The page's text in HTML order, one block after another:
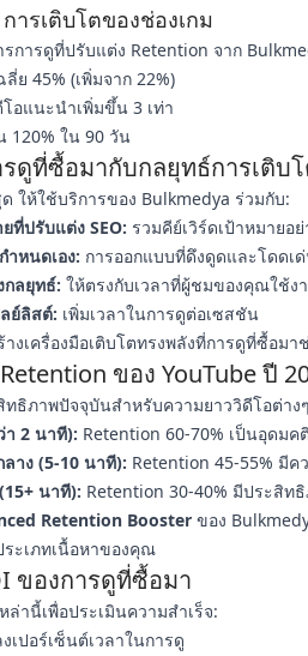
ารเติบโตของช่องเกม
การดูที่ปรับแต่ง Retention จาก
ลี่ย 45% (เพิ่มจาก 22%)
อแนะนำเพิ่มขึ้น 3 เท่า
120% ใน 90 วัน
รดูที่ซื้อมากับกลยุทธ์การเติบ
ให้ใช้บริการของ Bulkmedya ร่วมกับ:
ที่ปรับแต่ง SEO: รวมคีย์เวิร์ดเป้าหมายอ
หนดเอง: การออกแบบที่ดึงดูดและโดดเ
กลยุทธ์: ให้ตรงกับเวลาที่ผู้ชมของคุณใช้ง
ย์ลิสต์: เพิ่มเวลาในการดูต่อเซสชัน
งเครื่องมือเติบโตทรงพลังที่การดูที่ซื้อม
ของ YouTube ปี
ธิภาพปัจจุบันสำหรับความยาววิดีโอต่าง
า 2 นาที): Retention 60-70% เป็นอุดมคติ
าง (5-10 นาที): Retention 45-55% มี
นาที): Retention 30-40% มีประสิท
Retention Booster ของ
ะเภทเนื้อหาของคุณ
ของการดูที่ซื้อมา
ล่านี้เพื่อประเมินความสำเร็จ:
เปอร์เซ็นต์เวลาในการดู